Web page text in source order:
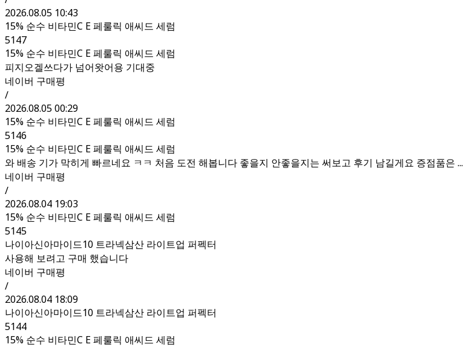
2026.08.05 10:43
15% 순수 비타민C E 페룰릭 애씨드 세럼
5147
15% 순수 비타민C E 페룰릭 애씨드 세럼
피지오겔쓰다가 넘어왓어용 기대중
네이버 구매평
/
2026.08.05 00:29
15% 순수 비타민C E 페룰릭 애씨드 세럼
5146
15% 순수 비타민C E 페룰릭 애씨드 세럼
와 배송 기가 막히게 빠르네요 ㅋㅋ 처음 도전 해봅니다 좋을지 안좋을지는 써보고 후기 남길게요 증점품은 ...
네이버 구매평
/
2026.08.04 19:03
15% 순수 비타민C E 페룰릭 애씨드 세럼
5145
나이아신아마이드10 트라넥삼산 라이트업 퍼펙터
사용해 보려고 구매 했습니다
네이버 구매평
/
2026.08.04 18:09
나이아신아마이드10 트라넥삼산 라이트업 퍼펙터
5144
15% 순수 비타민C E 페룰릭 애씨드 세럼